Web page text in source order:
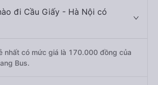
đi Cầu Giấy - Hà Nội có
nhất có mức giá là 170.000 đồng của
Bus.